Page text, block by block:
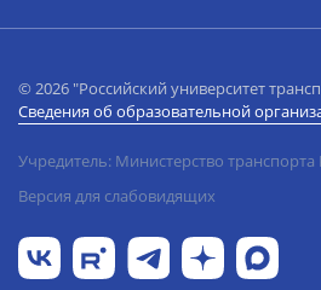
© 2026 "Российский университет
Сведения об образовательной
Учредитель: Министерство
Версия для слабовидящих